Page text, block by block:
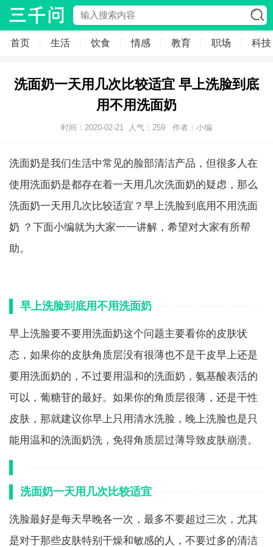
首页 生活 饮食 情感 教育 职场 科技
洗面奶一天用几次比较适宜 早上洗脸到底
用不用洗面奶
时间：2020-02-21 人气： 259 作者：小编
洗面奶是我们生活中常见的脸部清洁产品，但很多人在
使用洗面奶是都存在着一天用几次洗面奶的疑虑，那么
洗面奶一天用几次比较适宜？早上洗脸到底用不用洗面
奶 ？下面小编就为大家一一讲解，希望对大家有所帮
助。
早上洗脸到底用不用洗面奶
早上洗脸要不要用洗面奶这个问题主要看你的皮肤状
态，如果你的皮肤角质层没有很薄也不是干皮早上还是
要用洗面奶的，不过要用温和的洗面奶，氨基酸表活的
可以，葡糖苷的最好。如果你的角质层很薄，还是干性
皮肤，那就建议你早上只用清水洗脸，晚上洗脸也是只
能用温和的洗面奶洗，免得角质层过薄导致皮肤崩溃。
洗面奶一天用几次比较适宜
洗脸最好是每天早晚各一次，最多不要超过三次，尤其
是对于那些皮肤特别干燥和敏感的人，不要过多的清洁